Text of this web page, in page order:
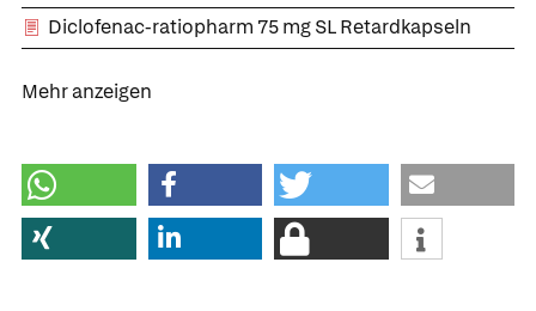
Diclofenac-ratiopharm 75 mg SL Retardkapseln
Mehr anzeigen